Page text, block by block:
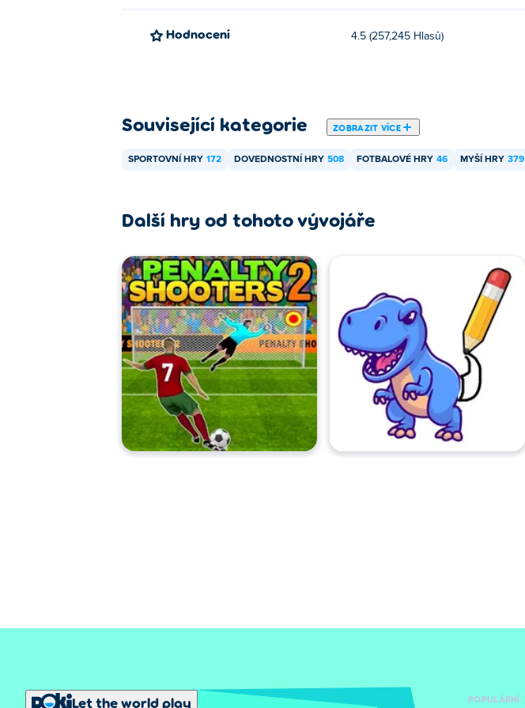
Hodnocení 4.5 (257,245 Hlasů)
Související kategorie ZOBRAZIT VÍCE
SPORTOVNÍ HRY 172 DOVEDNOSTNÍ HRY 508 FOTBALOVÉ HRY 46 MYŠÍ HRY 379
Další hry od tohoto vývojáře
Let the world play POPULÁRNÍ